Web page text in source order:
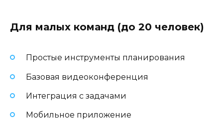
Для малых команд (до 20 человек)
Простые инструменты планирования
Базовая видеоконференция
Интеграция с задачами
Мобильное приложение